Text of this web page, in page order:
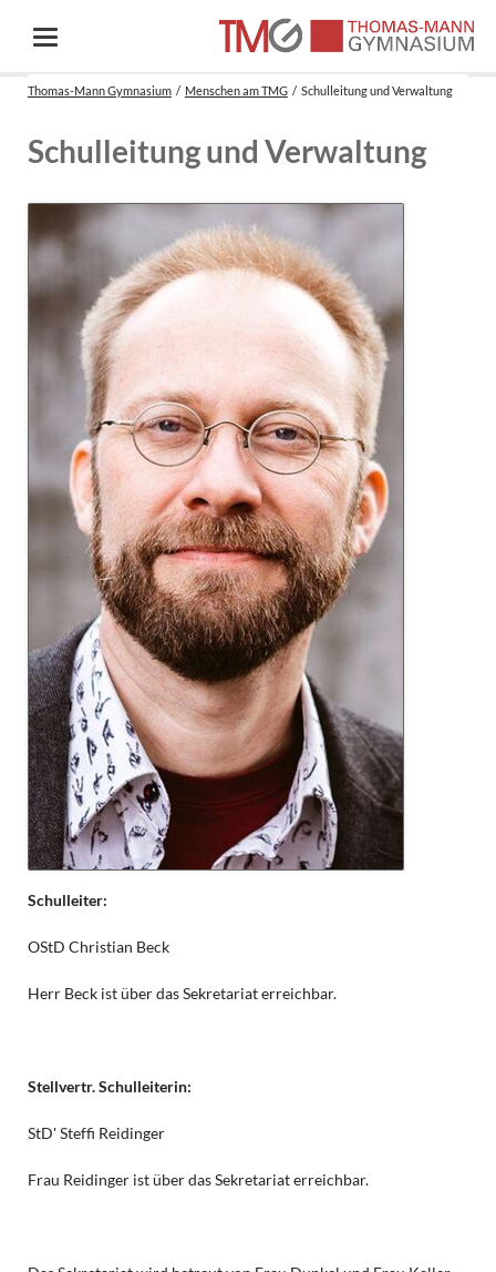
Thomas-Mann Gymnasium Menschen am TMG Schulleitung und Verwaltung
Schulleitung und Verwaltung
Schulleiter:
OStD Christian Beck
Herr Beck ist über das Sekretariat erreichbar.
Stellvertr. Schulleiterin:
StD' Steffi Reidinger
Frau Reidinger ist über das Sekretariat erreichbar.